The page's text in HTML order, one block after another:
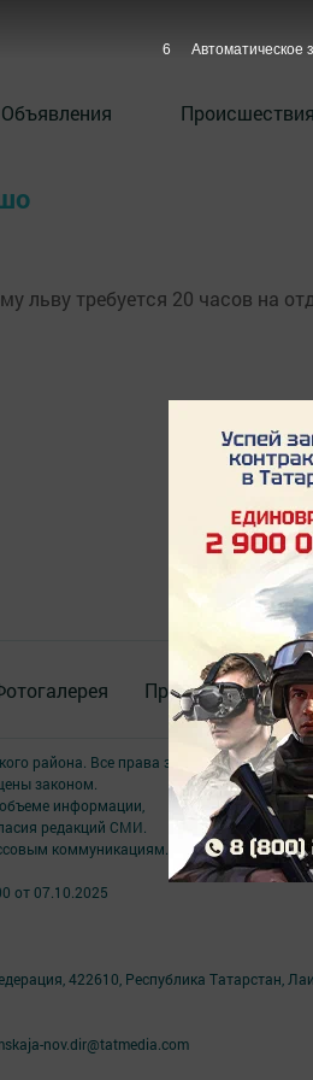
Объявления Происшествия
льву требуется 20 часов на
Происшествия
района. Все права защищены.
законом.
информации,
редакций СМИ.
коммуникациям.
от 07.10.2025
422610, Республика Татарстан,
nov.dir@tatmedia.com
6 Автоматическое